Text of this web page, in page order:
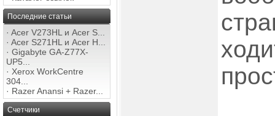
Последние статьи
· Acer V273HL и Acer S...
· Acer S271HL и Acer H...
· Gigabyte GA-Z77X-
UP5...
· Xerox WorkCentre
304...
· Razer Anansi + Razer...
Счетчики